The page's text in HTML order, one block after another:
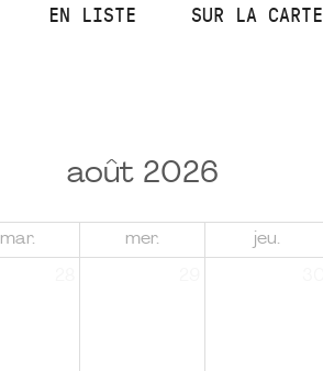
EN LISTE SUR LA CARTE
août 2026
mar. mer. jeu.